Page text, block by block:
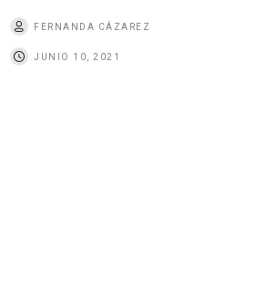
FERNANDA CÁZAREZ
JUNIO 10, 2021